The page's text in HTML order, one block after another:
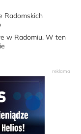
Radomskich
w Radomiu. W ten